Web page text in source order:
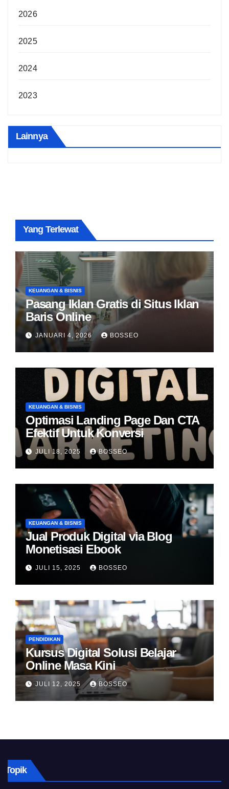
2026
2025
2024
2023
Lainnya
Yang Terlewat
KEUANGAN & BISNIS
Pasang Iklan Gratis di Situs Iklan
Baris Online
JANUARI 4, 2026 BOSSEO
KEUANGAN & BISNIS
Optimasi Landing Page Dan CTA
Efektif Untuk Konversi
JULI 18, 2025 BOSSEO
KEUANGAN & BISNIS
Jual Produk Digital via Blog
Monetisasi Ebook
JULI 15, 2025 BOSSEO
PENDIDIKAN
Kursus Digital Solusi Belajar
Online Masa Kini
JULI 12, 2025 BOSSEO
Topik